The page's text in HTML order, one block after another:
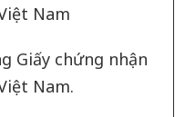
Nam
Giấy chứng nhận
Nam.